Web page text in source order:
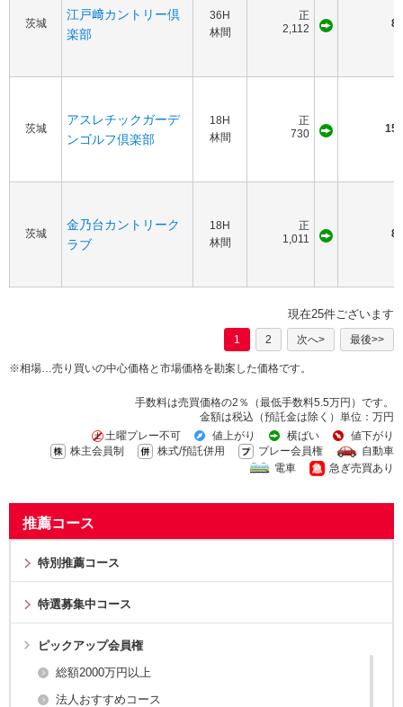
茨城
江戸﨑カントリー倶
楽部
36H
林間
正
2,112
茨城
アスレチックガーデ
ンゴルフ倶楽部
18H
林間
正
730
茨城
金乃台カントリーク
ラブ
18H
林間
正
1,011
現在25件ございます
1 2 次へ> 最後>>
※相場…売り買いの中心価格と市場価格を勘案した価格です。
手数料は売買価格の2％（最低手数料5.5万円）です。
金額は税込（預託金は除く）単位：万円
土曜プレー不可
値上がり 横ばい
値下がり
株主会員制
株式/預託併用 プレー会員権
自動車
電車
急ぎ売買あり
推薦コース
特別推薦コース
特選募集中コース
ピックアップ会員権
総額2000万円以上
法人おすすめコース